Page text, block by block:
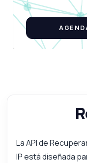
La API de
IP está diseñada